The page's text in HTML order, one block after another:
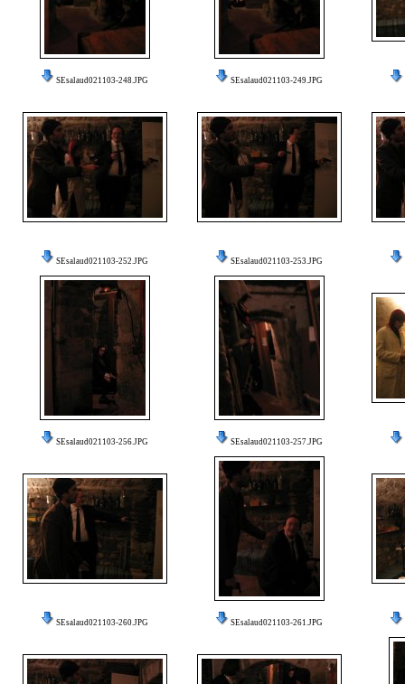
SEsalaud021103-248.JPG SEsalaud021103-249.JPG
SEsalaud021103-252.JPG SEsalaud021103-253.JPG
SEsalaud021103-256.JPG SEsalaud021103-257.JPG
SEsalaud021103-260.JPG SEsalaud021103-261.JPG